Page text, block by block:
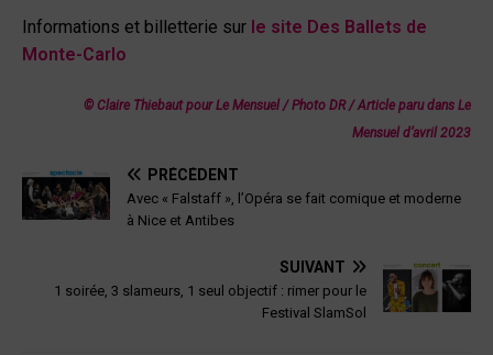
Informations et billetterie sur le site Des Ballets de
Monte-Carlo
© Claire Thiebaut pour Le Mensuel / Photo DR/ Article paru dans Le
Mensuel d’avril 2023
PRÉCÉDENT
Avec « Falstaff », l’Opéra se fait comique et moderne
à Nice et Antibes
SUIVANT
1 soirée, 3 slameurs, 1 seul objectif : rimer pour le
Festival SlamSol